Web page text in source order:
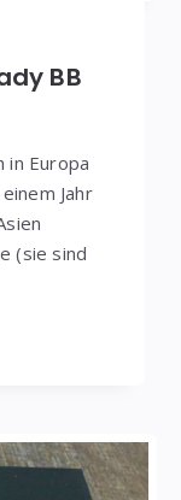
BB
in Europa
Jahr
(sie sind